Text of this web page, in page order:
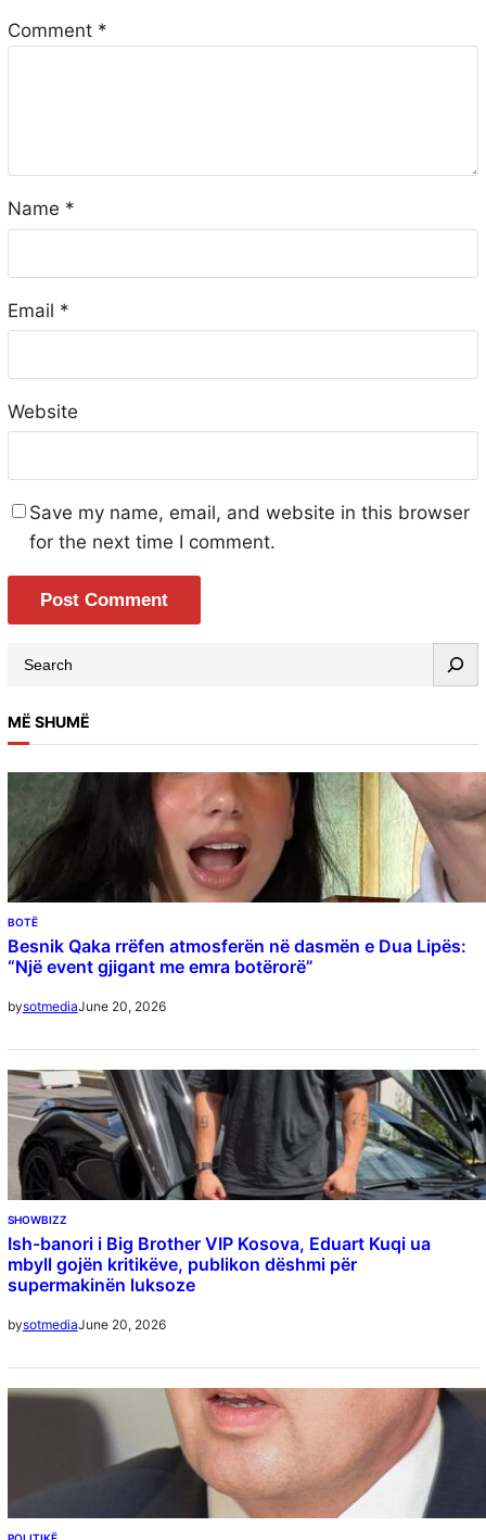
Comment *
Name *
Email *
Website
Save my name, email, and website in this browser
for the next time I comment.
MË SHUMË
BOTË
Besnik Qaka rrëfen atmosferën në dasmën e Dua Lipës:
“Një event gjigant me emra botërorë”
bysotmediaJune 20, 2026
SHOWBIZZ
Ish-banori i Big Brother VIP Kosova, Eduart Kuqi ua
mbyll gojën kritikëve, publikon dëshmi për
supermakinën luksoze
bysotmediaJune 20, 2026